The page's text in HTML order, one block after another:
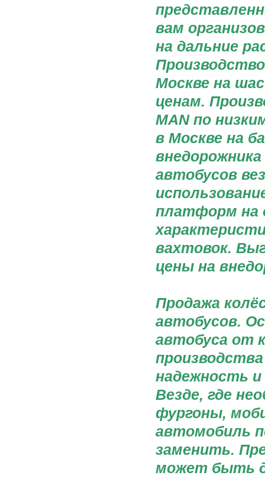
вам
на дальние
Москве на
ценам.
MAN по
в Москве на
автобусов
платформ на
вахтовок.
цены на
Продажа
автобусов.
автобуса от
надежность
Везде, где
фургоны,
автомобиль
заменить.
может быть